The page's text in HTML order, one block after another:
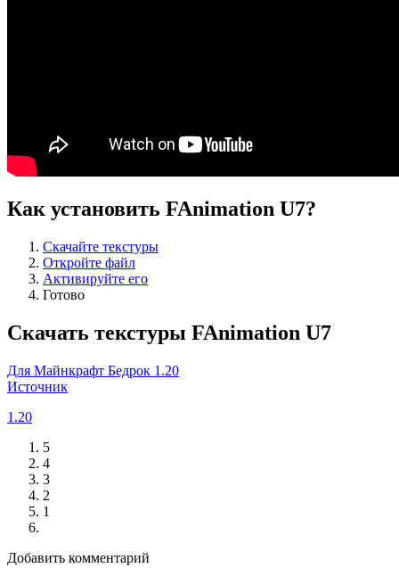
Как установить FAnimation U7?
Скачайте текстуры
Откройте файл
Активируйте его
Готово
Скачать текстуры FAnimation U7
Для Майнкрафт Бедрок 1.20
Источник
1.20
5
4
3
2
1
Добавить комментарий